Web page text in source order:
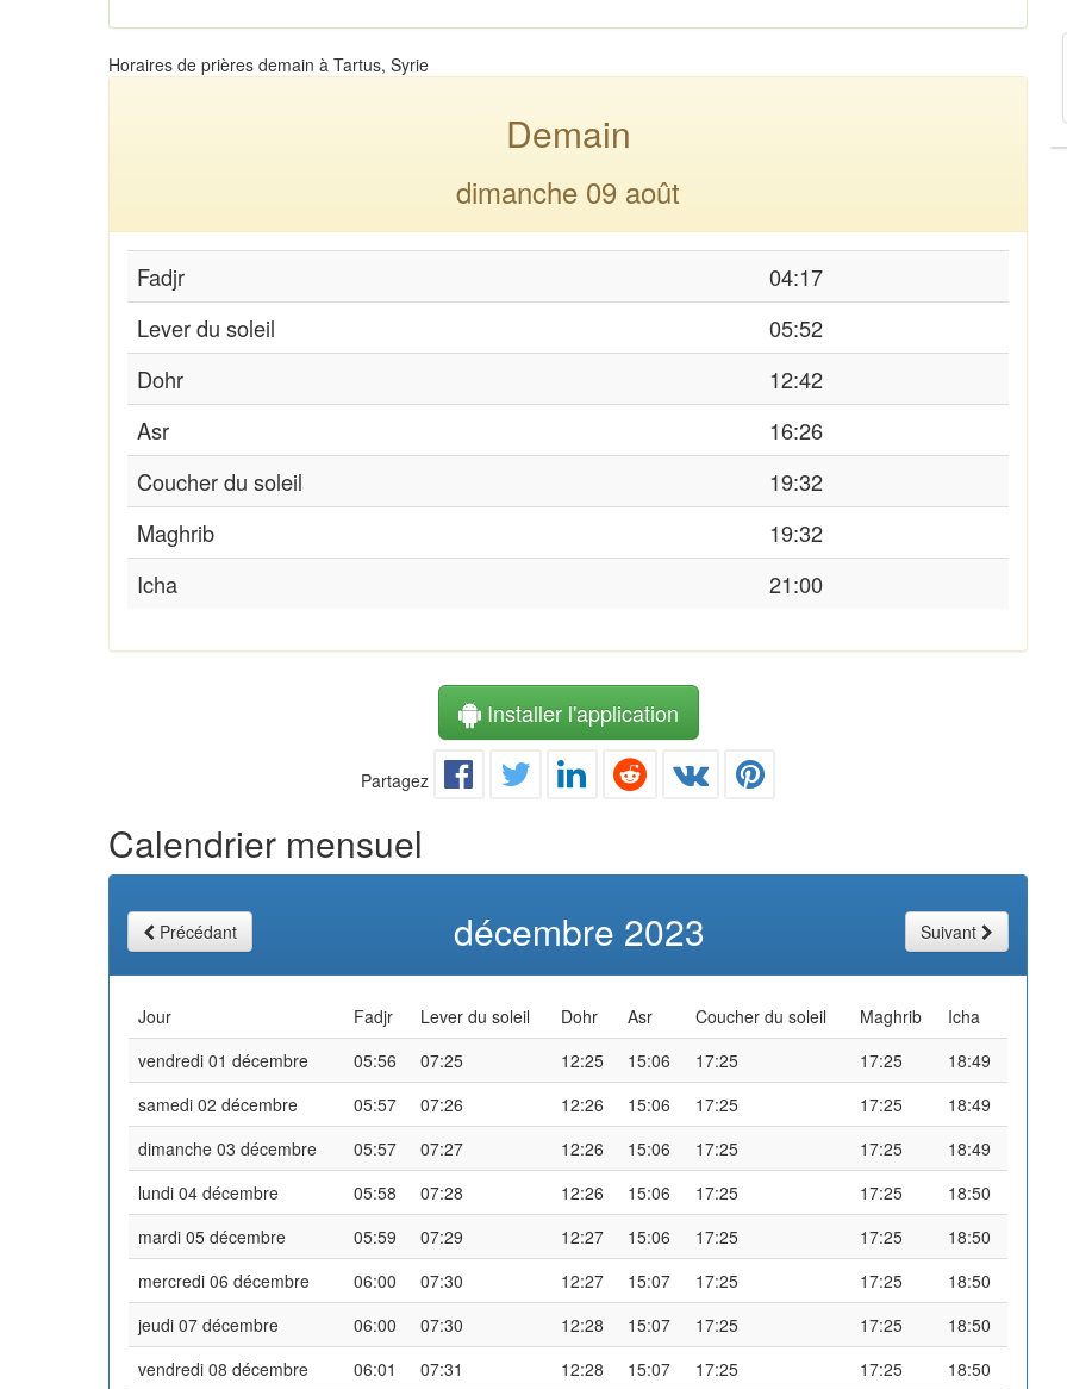
Horaires de prières demain à Tartus, Syrie
Demain
dimanche 09 août
Fadjr
04:17
Lever du soleil
05:52
Dohr
12:42
Asr
16:26
Coucher du soleil
19:32
Maghrib
19:32
Icha
21:00
Installer l'application
Partagez
Calendrier mensuel
Précédant décembre 2023 Suivant
Jour Fadjr Lever du soleil Dohr Asr Coucher du soleil Maghrib
Icha
vendredi 01 décembre
05:56 07:25 12:25 15:06 17:25 17:25
18:49
samedi 02 décembre
05:57 07:26 12:26 15:06 17:25 17:25
18:49
dimanche 03 décembre
05:57 07:27 12:26 15:06 17:25 17:25
18:49
lundi 04 décembre
05:58 07:28 12:26 15:06 17:25 17:25
18:50
mardi 05 décembre
05:59 07:29 12:27 15:06 17:25 17:25
18:50
mercredi 06 décembre
06:00 07:30 12:27 15:07 17:25 17:25
18:50
jeudi 07 décembre
06:00 07:30 12:28 15:07 17:25 17:25
18:50
vendredi 08 décembre
06:01 07:31 12:28 15:07 17:25 17:25
18:50